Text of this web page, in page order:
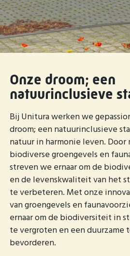
Onze droom; een
natuurinclusieve
Bij Unitura werken we
droom; een natuurinclusieve
natuur in harmonie leven.
biodiverse groengevels en
streven we ernaar om de
en de levenskwaliteit van het
te verbeteren. Met onze
van groengevels en
ernaar om de biodiversiteit in
te vergroten en een duurzame
bevorderen.